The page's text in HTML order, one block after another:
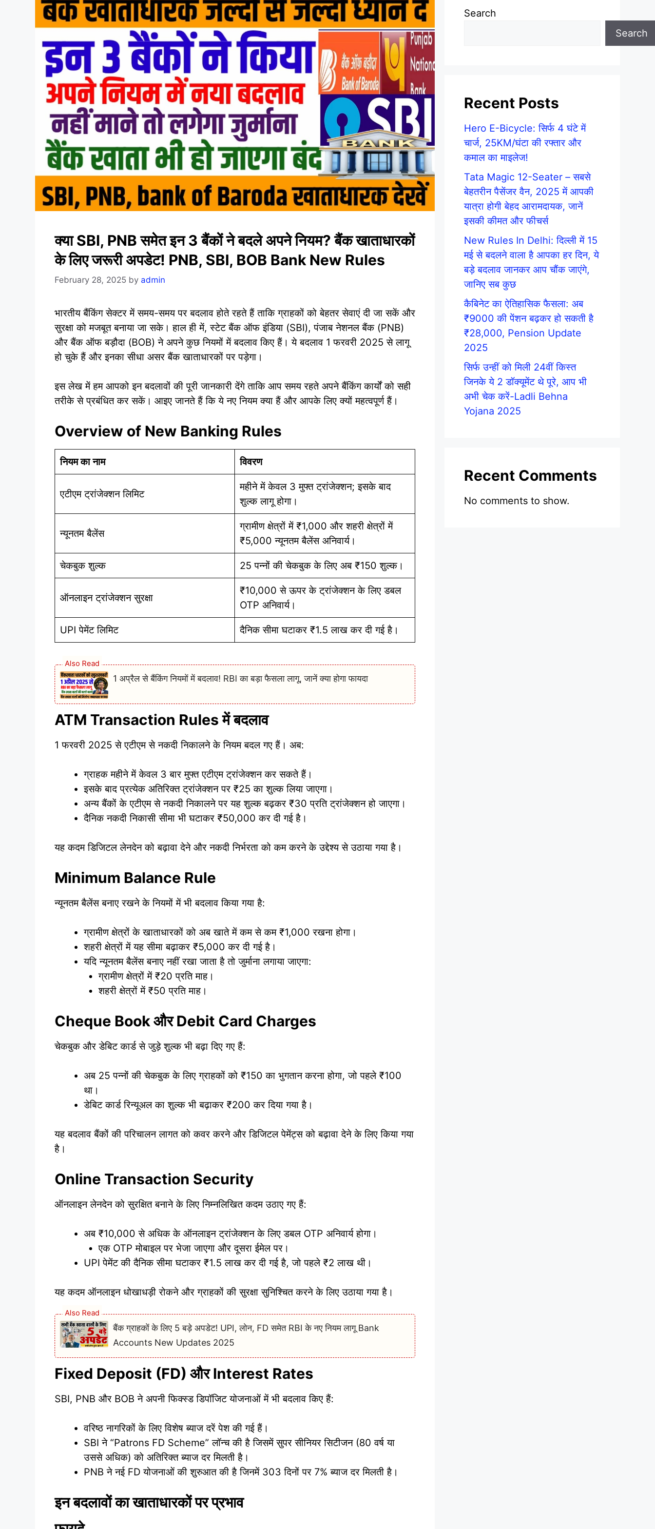
क्या SBI, PNB समेत इन 3 बैंकों ने बदले अपने नियम? बैंक खाताधारकों
के लिए जरूरी अपडेट! PNB, SBI, BOB Bank New Rules
February 28, 2025 by admin
भारतीय बैंकिंग सेक्टर में समय-समय पर बदलाव होते रहते हैं ताकि ग्राहकों को बेहतर सेवाएं दी जा सकें और
सुरक्षा को मजबूत बनाया जा सके। हाल ही में, स्टेट बैंक ऑफ इंडिया (SBI), पंजाब नेशनल बैंक (PNB)
और बैंक ऑफ बड़ौदा (BOB) ने अपने कुछ नियमों में बदलाव किए हैं। ये बदलाव 1 फरवरी 2025 से लागू
हो चुके हैं और इनका सीधा असर बैंक खाताधारकों पर पड़ेगा।
इस लेख में हम आपको इन बदलावों की पूरी जानकारी देंगे ताकि आप समय रहते अपने बैंकिंग कार्यों को सही
तरीके से प्रबंधित कर सकें। आइए जानते हैं कि ये नए नियम क्या हैं और आपके लिए क्यों महत्वपूर्ण हैं।
Overview of New Banking Rules
नियम का नाम विवरण
एटीएम ट्रांजेक्शन लिमिट
महीने में केवल 3 मुफ्त ट्रांजेक्शन; इसके बाद
शुल्क लागू होगा।
न्यूनतम बैलेंस
ग्रामीण क्षेत्रों में ₹1,000 और शहरी क्षेत्रों में
₹5,000 न्यूनतम बैलेंस अनिवार्य।
चेकबुक शुल्क 25 पन्नों की चेकबुक के लिए अब ₹150 शुल्क।
ऑनलाइन ट्रांजेक्शन सुरक्षा
₹10,000 से ऊपर के ट्रांजेक्शन के लिए डबल
OTP अनिवार्य।
UPI पेमेंट लिमिट दैनिक सीमा घटाकर ₹1.5 लाख कर दी गई है।
Also Read
1 अप्रैल से बैंकिंग नियमों में बदलाव! RBI का बड़ा फैसला लागू, जानें क्या होगा फायदा
ATM Transaction Rules में बदलाव
1 फरवरी 2025 से एटीएम से नकदी निकालने के नियम बदल गए हैं। अब:
ग्राहक महीने में केवल 3 बार मुफ्त एटीएम ट्रांजेक्शन कर सकते हैं।
इसके बाद प्रत्येक अतिरिक्त ट्रांजेक्शन पर ₹25 का शुल्क लिया जाएगा।
अन्य बैंकों के एटीएम से नकदी निकालने पर यह शुल्क बढ़कर ₹30 प्रति ट्रांजेक्शन हो जाएगा।
दैनिक नकदी निकासी सीमा भी घटाकर ₹50,000 कर दी गई है।
यह कदम डिजिटल लेनदेन को बढ़ावा देने और नकदी निर्भरता को कम करने के उद्देश्य से उठाया गया है।
Minimum Balance Rule
न्यूनतम बैलेंस बनाए रखने के नियमों में भी बदलाव किया गया है:
ग्रामीण क्षेत्रों के खाताधारकों को अब खाते में कम से कम ₹1,000 रखना होगा।
शहरी क्षेत्रों में यह सीमा बढ़ाकर ₹5,000 कर दी गई है।
यदि न्यूनतम बैलेंस बनाए नहीं रखा जाता है तो जुर्माना लगाया जाएगा:
ग्रामीण क्षेत्रों में ₹20 प्रति माह।
शहरी क्षेत्रों में ₹50 प्रति माह।
Cheque Book और Debit Card Charges
चेकबुक और डेबिट कार्ड से जुड़े शुल्क भी बढ़ा दिए गए हैं:
अब 25 पन्नों की चेकबुक के लिए ग्राहकों को ₹150 का भुगतान करना होगा, जो पहले ₹100
था।
डेबिट कार्ड रिन्यूअल का शुल्क भी बढ़ाकर ₹200 कर दिया गया है।
यह बदलाव बैंकों की परिचालन लागत को कवर करने और डिजिटल पेमेंट्स को बढ़ावा देने के लिए किया गया
है।
Online Transaction Security
ऑनलाइन लेनदेन को सुरक्षित बनाने के लिए निम्नलिखित कदम उठाए गए हैं:
अब ₹10,000 से अधिक के ऑनलाइन ट्रांजेक्शन के लिए डबल OTP अनिवार्य होगा।
एक OTP मोबाइल पर भेजा जाएगा और दूसरा ईमेल पर।
UPI पेमेंट की दैनिक सीमा घटाकर ₹1.5 लाख कर दी गई है, जो पहले ₹2 लाख थी।
यह कदम ऑनलाइन धोखाधड़ी रोकने और ग्राहकों की सुरक्षा सुनिश्चित करने के लिए उठाया गया है।
Also Read
बैंक ग्राहकों के लिए 5 बड़े अपडेट! UPI, लोन, FD समेत RBI के नए नियम लागू Bank
Accounts New Updates 2025
Fixed Deposit (FD) और Interest Rates
SBI, PNB और BOB ने अपनी फिक्स्ड डिपॉजिट योजनाओं में भी बदलाव किए हैं:
वरिष्ठ नागरिकों के लिए विशेष ब्याज दरें पेश की गई हैं।
SBI ने “Patrons FD Scheme” लॉन्च की है जिसमें सुपर सीनियर सिटीजन (80 वर्ष या
उससे अधिक) को अतिरिक्त ब्याज दर मिलती है।
PNB ने नई FD योजनाओं की शुरुआत की है जिनमें 303 दिनों पर 7% ब्याज दर मिलती है।
इन बदलावों का खाताधारकों पर प्रभाव
Search
Search
Recent Posts
Hero E-Bicycle: सिर्फ 4 घंटे में
चार्ज, 25KM/घंटा की रफ्तार और
कमाल का माइलेज!
Tata Magic 12-Seater – सबसे
बेहतरीन पैसेंजर वैन, 2025 में आपकी
यात्रा होगी बेहद आरामदायक, जानें
इसकी कीमत और फीचर्स
New Rules In Delhi: दिल्ली में 15
मई से बदलने वाला है आपका हर दिन, ये
बड़े बदलाव जानकर आप चौंक जाएंगे,
जानिए सब कुछ
कैबिनेट का ऐतिहासिक फैसला: अब
₹9000 की पेंशन बढ़कर हो सकती है
₹28,000, Pension Update
2025
सिर्फ उन्हीं को मिली 24वीं किस्त
जिनके ये 2 डॉक्यूमेंट थे पूरे, आप भी
अभी चेक करें-Ladli Behna
Yojana 2025
Recent Comments
No comments to show.